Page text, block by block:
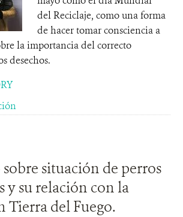
del Reciclaje, como una forma
de hacer tomar consciencia a
la importancia del correcto
desechos.
situación de perros
y su relación con la
Tierra del Fuego.